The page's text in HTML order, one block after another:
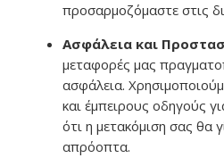
προσαρμοζόμαστε στις
Ασφάλεια και
μεταφορές μας
ασφάλεια.
και έμπειρους οδηγούς
ότι η μετακόμιση σας θα
απρόοπτα.